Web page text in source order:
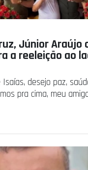
Júnior Araújo
a reeleição ao
desejo paz,
pra cima, meu